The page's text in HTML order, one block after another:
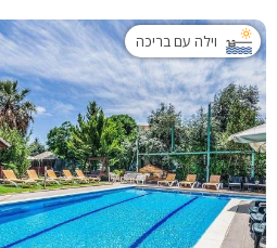
וילה עם בריכה